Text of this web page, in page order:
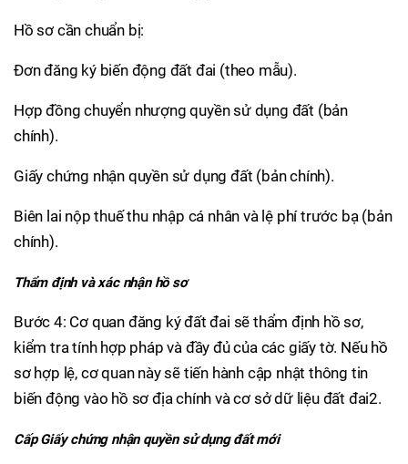
Hồ sơ cần chuẩn bị:
Đơn đăng ký biến động đất đai (theo mẫu).
Hợp đồng chuyển nhượng quyền sử dụng đất (bản
chính).
Giấy chứng nhận quyền sử dụng đất (bản chính).
Biên lai nộp thuế thu nhập cá nhân và lệ phí trước bạ (bản
chính).
Thẩm định và xác nhận hồ sơ
Bước 4: Cơ quan đăng ký đất đai sẽ thẩm định hồ sơ,
kiểm tra tính hợp pháp và đầy đủ của các giấy tờ. Nếu hồ
sơ hợp lệ, cơ quan này sẽ tiến hành cập nhật thông tin
biến động vào hồ sơ địa chính và cơ sở dữ liệu đất đai2.
Cấp Giấy chứng nhận quyền sử dụng đất mới